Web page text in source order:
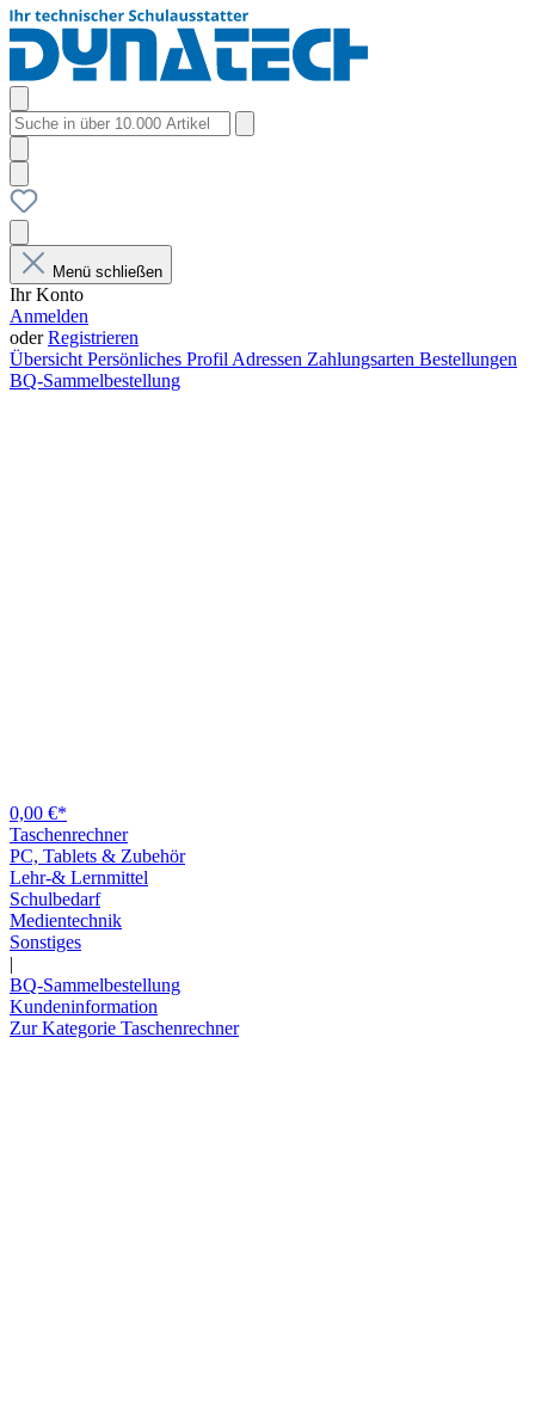
Menü schließen
Ihr Konto
Anmelden
oderRegistrieren
Übersicht Persönliches Profil Adressen Zahlungsarten Bestellungen
BQ-Sammelbestellung
0,00 €*
Taschenrechner
PC, Tablets & Zubehör
Lehr-& Lernmittel
Schulbedarf
Medientechnik
Sonstiges
|
BQ-Sammelbestellung
Kundeninformation
Zur Kategorie Taschenrechner